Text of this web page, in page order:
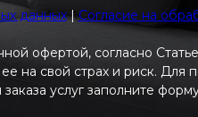
данных| Согласие на
офертой, согласно
на свой страх и риск.
услуг заполните